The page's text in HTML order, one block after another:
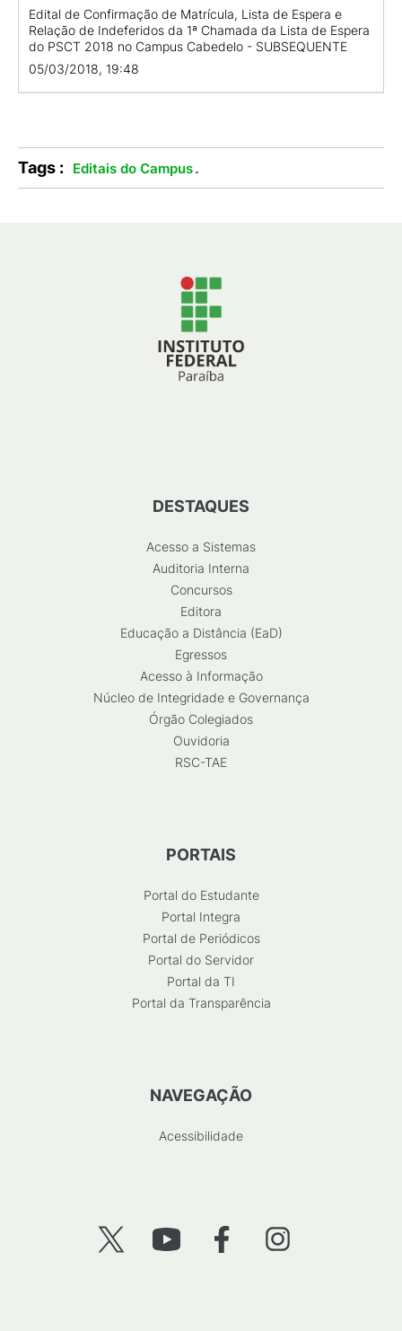
Edital de Confirmação de Matrícula, Lista de Espera e
Relação de Indeferidos da 1ª Chamada da Lista de Espera
do PSCT 2018 no Campus Cabedelo - SUBSEQUENTE
05/03/2018, 19:48
Tags : Editais do Campus.
DESTAQUES
Acesso a Sistemas
Auditoria Interna
Concursos
Editora
Educação a Distância (EaD)
Egressos
Acesso à Informação
Núcleo de Integridade e Governança
Órgão Colegiados
Ouvidoria
RSC-TAE
PORTAIS
Portal do Estudante
Portal Integra
Portal de Periódicos
Portal do Servidor
Portal da TI
Portal da Transparência
NAVEGAÇÃO
Acessibilidade